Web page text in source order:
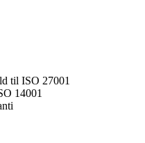
til ISO 27001
14001